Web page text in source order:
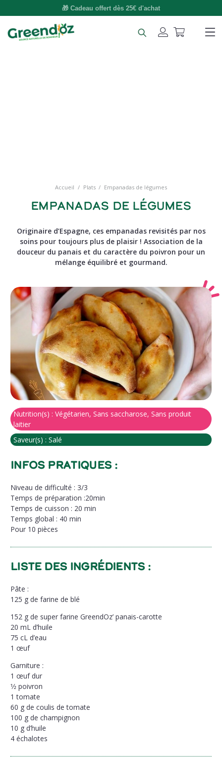
🚚 Livraison gratuite dès 49€ d'achat
Accueil / Plats / Empanadas de légumes
Empanadas de légumes
Originaire d’Espagne, ces empanadas revisités par nos
soins pour toujours plus de plaisir ! Association de la
douceur du panais et du caractère du poivron pour un
mélange équilibré et gourmand.
Nutrition(s) : Végétarien, Sans saccharose, Sans produit
laitier
Saveur(s) : Salé
Infos pratiques :
Niveau de difficulté : 3/3
Temps de préparation :20min
Temps de cuisson : 20 min
Temps global : 40 min
Pour 10 pièces
Liste des ingrédients :
Pâte :
125 g de farine de blé
152 g de super farine GreendOz’ panais-carotte
20 mL d’huile
75 cL d’eau
1 œuf
Garniture :
1 œuf dur
1⁄2 poivron
1 tomate
60 g de coulis de tomate
100 g de champignon
10 g d’huile
4 échalotes